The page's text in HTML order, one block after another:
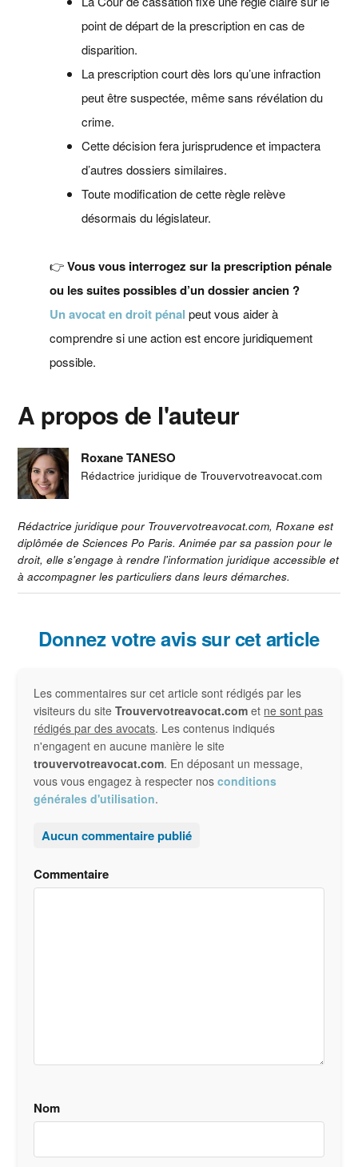
point de départ de la prescription en cas de
disparition.
La prescription court dès lors qu’une infraction
peut être suspectée, même sans révélation du
crime.
Cette décision fera jurisprudence et impactera
d’autres dossiers similaires.
Toute modification de cette règle relève
désormais du législateur.
👉Vous vous interrogez sur la prescription pénale
ou les suites possibles d’un dossier ancien ?
Un avocat en droit pénal peut vous aider à
comprendre si une action est encore juridiquement
possible.
A propos de l'auteur
Roxane TANESO
Rédactrice juridique de Trouvervotreavocat.com
Rédactrice juridique pour Trouvervotreavocat.com, Roxane est
diplômée de Sciences Po Paris. Animée par sa passion pour le
droit, elle s'engage à rendre l'information juridique accessible et
à accompagner les particuliers dans leurs démarches.
Interactions
lecteur
Donnez votre avis sur cet article
Les commentaires sur cet article sont rédigés par les
visiteurs du siteTrouvervotreavocat.com et ne sont pas
rédigés par des avocats. Les contenus indiqués
n'engagent en aucune manière le site
trouvervotreavocat.com. En déposant un message,
vous vous engagez à respecter nosconditions
générales d'utilisation.
Aucun commentaire publié
Commentaire
Nom